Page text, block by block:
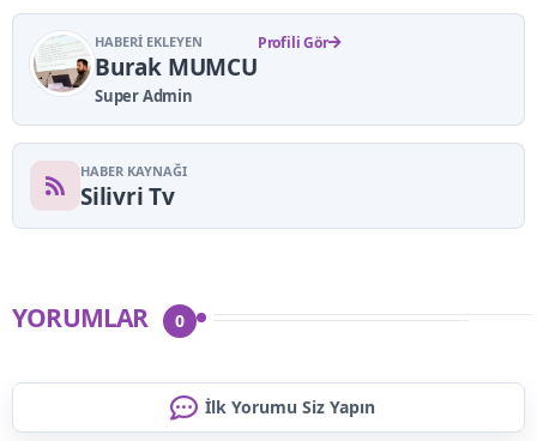
HABERI EKLEYEN
Burak MUMCU
Super Admin
Profili Gör
HABER KAYNAĞI
Silivri Tv
YORUMLAR 0
İlk Yorumu Siz Yapın